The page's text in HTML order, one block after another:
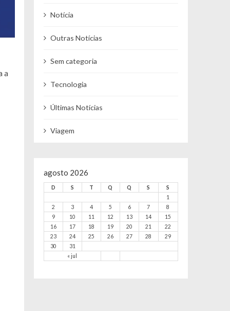
a
Notícia
Outras Notícias
Sem categoria
Tecnologia
Últimas Notícias
Viagem
agosto 2026
D S T Q Q S S
« jul
1
2
3 4 5 6 7
8
9
10 11 12 13 14
15
16
17 18 19 20 21
22
23
24 25 26 27 28
29
30
31